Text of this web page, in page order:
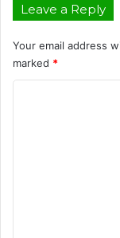
Leave a Reply
Your email address
marked *